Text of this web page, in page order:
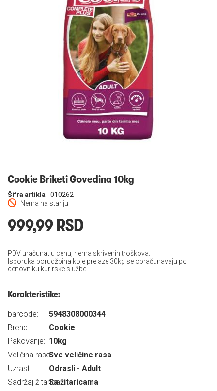
Cookie Briketi Govedina 10kg
Nema na stanju
Šifra artikla 010262
999,99 RSD
PDV uračunat u cenu, nema skrivenih troškova.
Isporuka porudžbina koje prelaze 30kg se obračunavaju po
cenovniku kurirske službe.
Karakteristike:
barcode:
5948308000344
Brend:
Cookie
Pakovanje: 10kg
Veličina rase:Sve veličine rasa
Uzrast:
Odrasli - Adult
Sadržaj žitarica:Sa žitaricama